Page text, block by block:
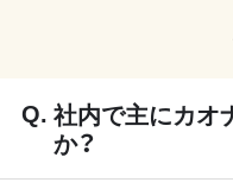
社内で主にカオ
か？